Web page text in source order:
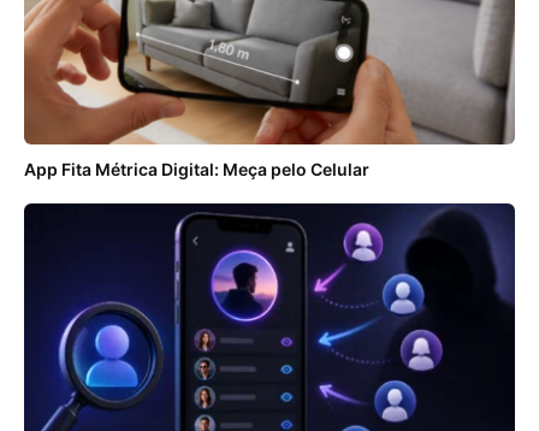
App Fita Métrica Digital: Meça pelo Celular